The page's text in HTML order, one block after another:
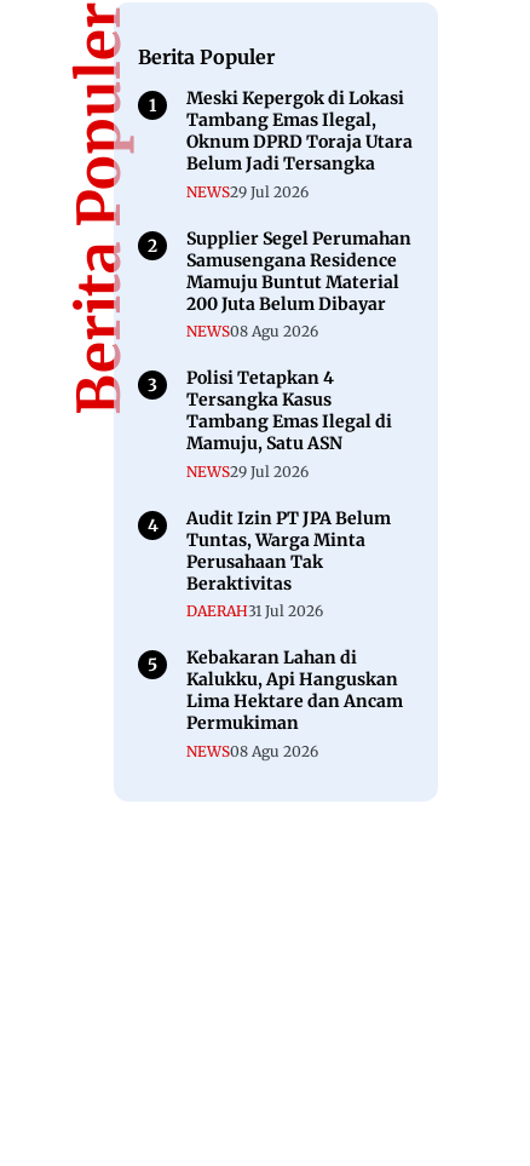
Berita PopulerBerita Populer
Meski Kepergok di Lokasi
Tambang Emas Ilegal,
Oknum DPRD Toraja Utara
Belum Jadi Tersangka
NEWS29 Jul 2026
Supplier Segel Perumahan
Samusengana Residence
Mamuju Buntut Material
200 Juta Belum Dibayar
NEWS08 Agu 2026
Polisi Tetapkan 4
Tersangka Kasus
Tambang Emas Ilegal di
Mamuju, Satu ASN
NEWS29 Jul 2026
Audit Izin PT JPA Belum
Tuntas, Warga Minta
Perusahaan Tak
Beraktivitas
DAERAH31 Jul 2026
Kebakaran Lahan di
Kalukku, Api Hanguskan
Lima Hektare dan Ancam
Permukiman
NEWS08 Agu 2026